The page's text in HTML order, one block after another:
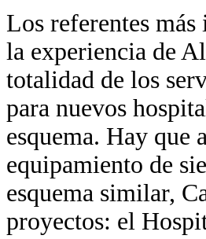
Los referentes más
la experiencia de
totalidad de los
para nuevos
esquema. Hay que
equipamiento de
esquema similar,
proyectos: el